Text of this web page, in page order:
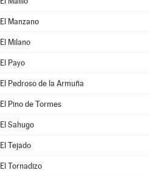
El Manzano
El Milano
El Payo
El Pedroso de la Armuña
El Pino de Tormes
El Sahugo
El Tejado
El Tornadizo